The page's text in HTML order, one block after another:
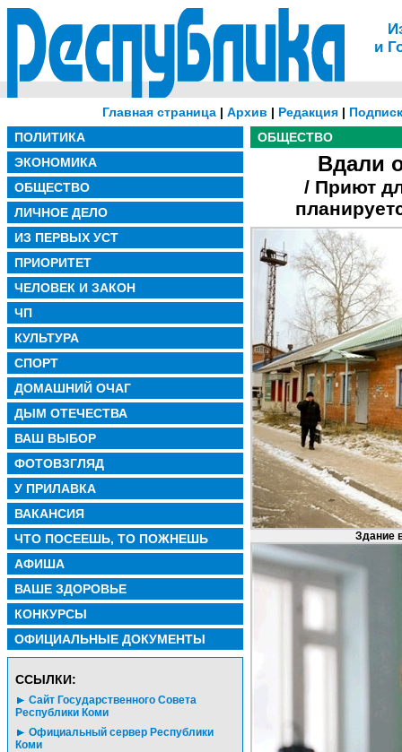
и
Главная страница| Архив | Редакция|
ПОЛИТИКА
ЭКОНОМИКА
ОБЩЕСТВО
ЛИЧНОЕ ДЕЛО
ИЗ ПЕРВЫХ УСТ
ПРИОРИТЕТ
ЧЕЛОВЕК И ЗАКОН
ЧП
КУЛЬТУРА
СПОРТ
ДОМАШНИЙ ОЧАГ
ДЫМ ОТЕЧЕСТВА
ВАШ ВЫБОР
ФОТОВЗГЛЯД
У ПРИЛАВКА
ВАКАНСИЯ
ЧТО ПОСЕЕШЬ, ТО ПОЖНЕШЬ
АФИША
ВАШЕ ЗДОРОВЬЕ
КОНКУРСЫ
ОФИЦИАЛЬНЫЕ ДОКУМЕНТЫ
CСЫЛКИ:
Сайт Государственного Совета
Республики Коми
Официальный сервер Республики
Коми
ОБЩЕСТВО
Вдали
/ Приют
Здание